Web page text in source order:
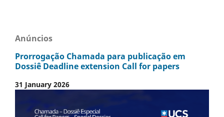
Anúncios
Prorrogação Chamada para publicação em
Dossiê Deadline extension Call for papers
31 January 2026